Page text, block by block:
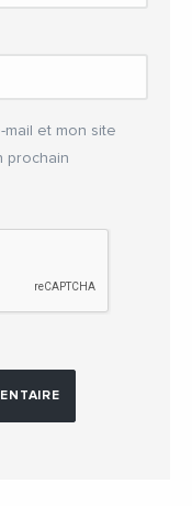
mail et mon site
prochain